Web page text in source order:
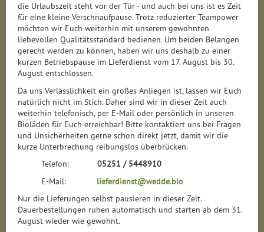
die Urlaubszeit steht vor der Tür - und auch bei uns ist es Zeit
für eine kleine Verschnaufpause. Trotz reduzierter Teampower
möchten wir Euch weiterhin mit unserem gewohnten
liebevollen Qualitätsstandard bedienen. Um beiden Belangen
gerecht werden zu können, haben wir uns deshalb zu einer
kurzen Betriebspause im Lieferdienst vom 17. August bis 30.
August entschlossen.
Da uns Verlässlichkeit ein großes Anliegen ist, lassen wir Euch
natürlich nicht im Stich. Daher sind wir in dieser Zeit auch
weiterhin telefonisch, per E-Mail oder persönlich in unseren
Bioläden für Euch erreichbar! Bitte kontaktiert uns bei Fragen
und Unsicherheiten gerne schon direkt jetzt, damit wir die
kurze Unterbrechung reibungslos überbrücken.
Telefon: 05251 / 5448910
E-Mail: lieferdienst@wedde.bio
Nur die Lieferungen selbst pausieren in dieser Zeit.
Dauerbestellungen ruhen automatisch und starten ab dem 31.
August wieder wie gewohnt.
Hersteller Ernährung Allergene